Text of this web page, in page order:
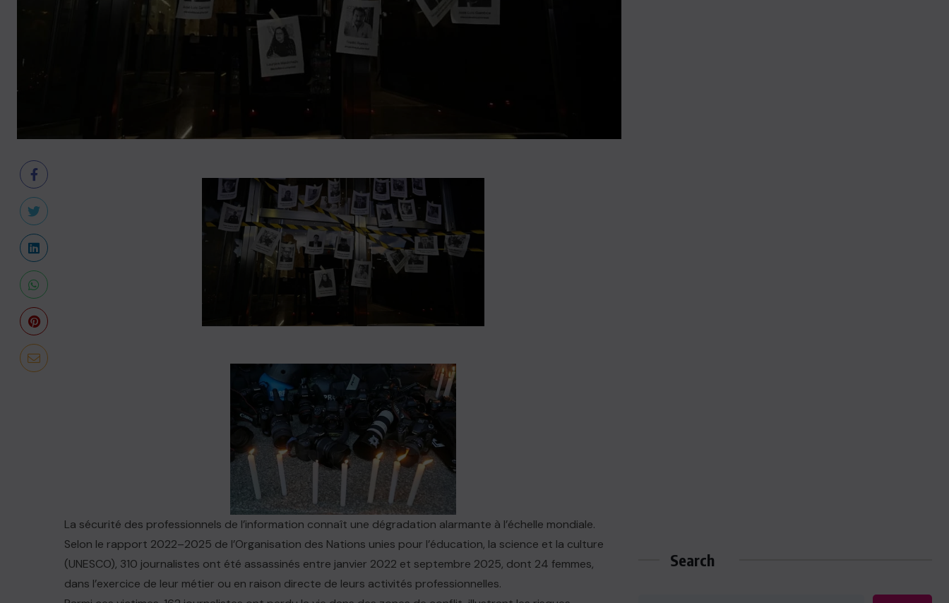
La sécurité des professionnels de l’information connaît une dégradation alarmante à l’échelle mondiale.
Selon le rapport 2022–2025 de l’Organisation des Nations unies pour l’éducation, la science et la culture
(UNESCO), 310 journalistes ont été assassinés entre janvier 2022 et septembre 2025, dont 24 femmes,
dans l’exercice de leur métier ou en raison directe de leurs activités professionnelles.
Search